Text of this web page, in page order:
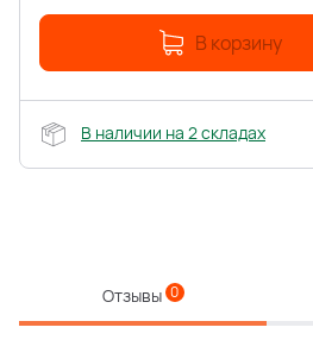
В корзину
В наличии на 2 складах
Отзывы 0